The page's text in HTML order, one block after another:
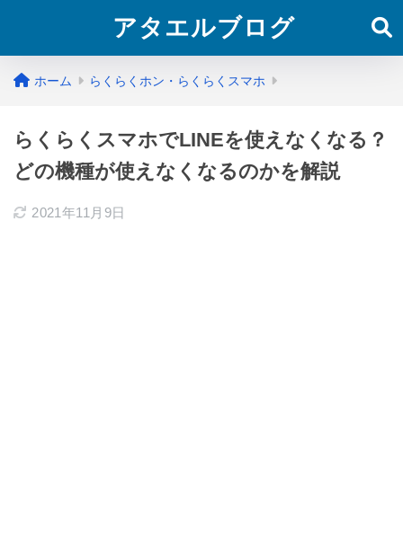
アタエルブログ
ホーム らくらくホン・らくらくスマホ
らくらくスマホでLINEを使えなくなる？
どの機種が使えなくなるのかを解説
2021年11月9日